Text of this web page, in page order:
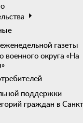
газеты
военного округа «На
поддержки
граждан в